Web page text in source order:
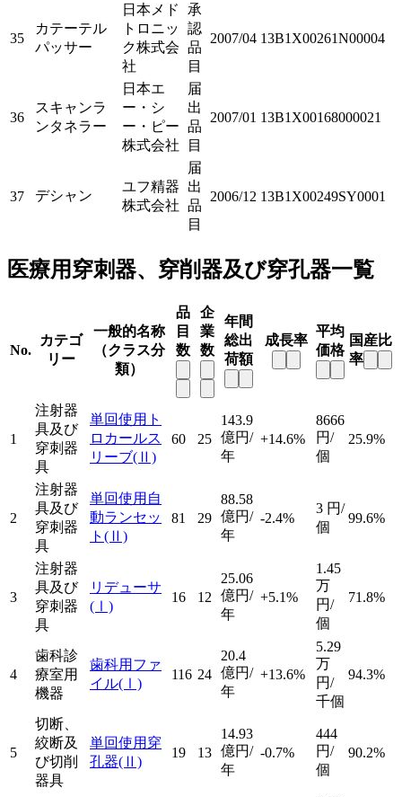
35
カテーテル
パッサー
日本メド
トロニッ
ク株式会
社
承
認
品
目
2007/04 13B1X00261N00004
36
スキャンラ
ンタネラー
日本エ
ー・シ
ー・ピー
株式会社
届
出
品
目
2007/01 13B1X00168000021
37 デシャン
ユフ精器
株式会社
届
出
品
目
2006/12 13B1X00249SY0001
医療用穿刺器、穿削器及び穿孔器一覧
No.
カテゴ
リー
一般的名称
（クラス分
類）
品
目
数
企
業
数
年間
総出
荷額
成長率
平均
価格
国産比
率
1
注射器
具及び
穿刺器
具
単回使用ト
ロカールス
リーブ(Ⅱ)
60 25
143.9
億円/
年
+14.6%
8666
円/
個
25.9%
2
注射器
具及び
穿刺器
具
単回使用自
動ランセッ
ト (Ⅱ)
81 29
88.58
億円/
年
-2.4%
3 円/
個
99.6%
3
注射器
具及び
穿刺器
具
リデューサ
(Ⅰ)
16 12
25.06
億円/
年
+5.1%
1.45
万
円/
個
71.8%
4
歯科診
療室用
機器
歯科用ファ
イル(Ⅰ)
116 24
20.4
億円/
年
+13.6%
5.29
万
円/
千個
94.3%
5
切断、
絞断及
び切削
器具
単回使用穿
孔器(Ⅱ)
19 13
14.93
億円/
年
-0.7%
444
円/
個
90.2%